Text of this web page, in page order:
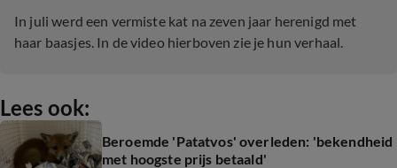
In juli werd een vermiste kat na zeven jaar herenigd met
haar baasjes. In de video hierboven zie je hun verhaal.
Lees ook:
Beroemde 'Patatvos' overleden: 'bekendheid
met hoogste prijs betaald'